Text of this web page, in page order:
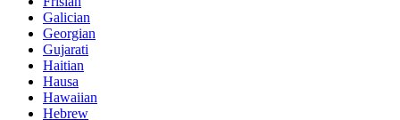
Galician
Georgian
Gujarati
Haitian
Hausa
Hawaiian
Hebrew